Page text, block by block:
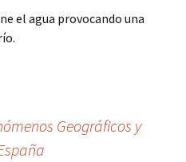
el agua provocando una
Geográficos y